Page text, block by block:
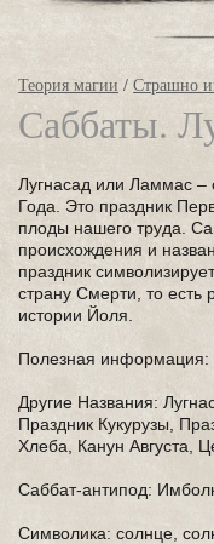
Теория магии / Страшно
Саббаты.
Лугнасад или Ламмас –
Года. Это праздник
плоды нашего труда.
происхождения и
праздник
страну Смерти, то есть
истории Йоля.
Полезная информация:
Другие Названия:
Праздник Кукурузы,
Хлеба, Канун Августа,
Саббат-антипод:
Символика: солнце,